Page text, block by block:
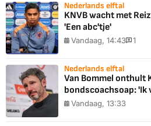
Nederlands elftal
KNVB wacht met
'Een abc'tje'
Vandaag, 14:43 1
Nederlands elftal
Van Bommel onthult
bondscoachsoap: 'Ik
Vandaag, 13:33